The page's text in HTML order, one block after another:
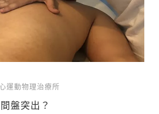
運動物理治療所
盤突出？